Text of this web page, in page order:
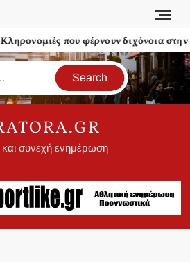
που φέρνουν διχόνοια στην
και συνεχή ενημέρωση